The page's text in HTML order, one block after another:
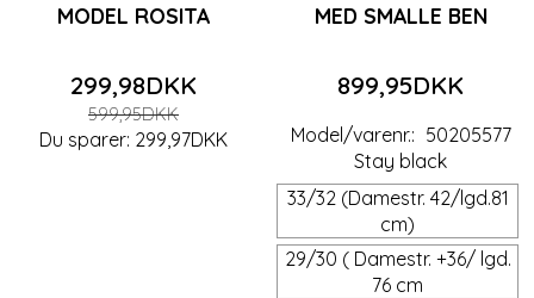
MODEL ROSITA
299,98DKK
599,95DKK
Du sparer: 299,97DKK
MED SMALLE BEN
899,95DKK
Model/varenr.: 50205577
Stay black
33/32 (Damestr. 42/lgd.81
cm)
29/30 ( Damestr. +36/ lgd.
76 cm